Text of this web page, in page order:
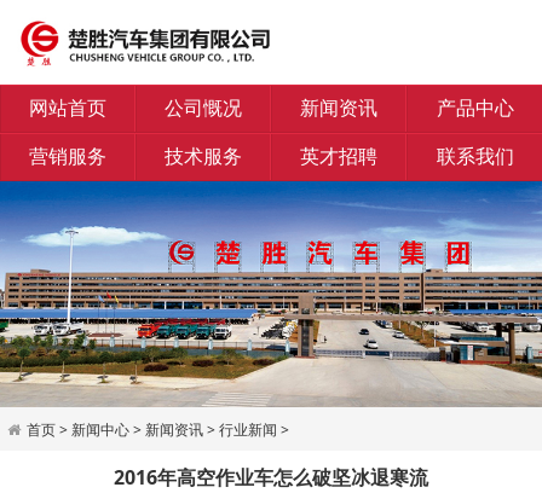
网站首页 公司慨况 新闻资讯
产品中心
营销服务
技术服务 英才招聘 联系我们
首页> 新闻中心> 新闻资讯>行业新闻 >
2016年高空作业车怎么破坚冰退寒流